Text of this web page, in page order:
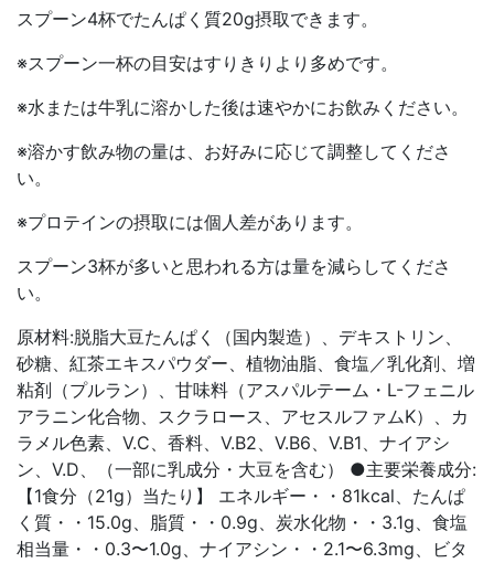
スプーン4杯でたんぱく質20g摂取できます。
※スプーン一杯の目安はすりきりより多めです。
※水または牛乳に溶かした後は速やかにお飲みください。
※溶かす飲み物の量は、お好みに応じて調整してくださ
い。
※プロテインの摂取には個人差があります。
スプーン3杯が多いと思われる方は量を減らしてくださ
い。
原材料:脱脂大豆たんぱく（国内製造）、デキストリン、
砂糖、紅茶エキスパウダー、植物油脂、食塩／乳化剤、増
粘剤（プルラン）、甘味料（アスパルテーム・L-フェニル
アラニン化合物、スクラロース、アセスルファムK）、カ
ラメル色素、V.C、香料、V.B2、V.B6、V.B1、ナイアシ
ン、V.D、（一部に乳成分・大豆を含む） ●主要栄養成分:
【1食分（21g）当たり】 エネルギー・・81kcal、たんぱ
く質・・15.0g、脂質・・0.9g、炭水化物・・3.1g、食塩
相当量・・0.3〜1.0g、ナイアシン・・2.1〜6.3mg、ビタ